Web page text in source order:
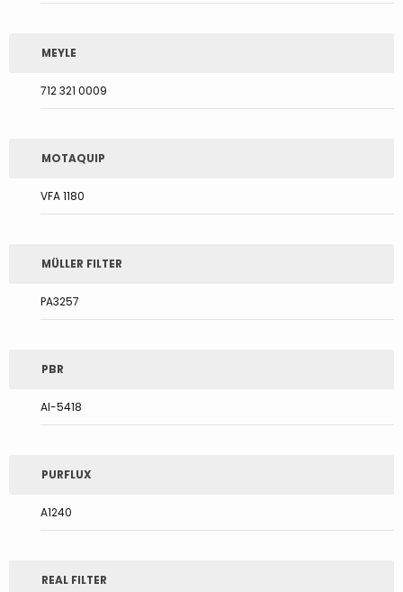
MEYLE
712 321 0009
MOTAQUIP
VFA 1180
MÜLLER FILTER
PA3257
PBR
AI-5418
PURFLUX
A1240
REAL FILTER